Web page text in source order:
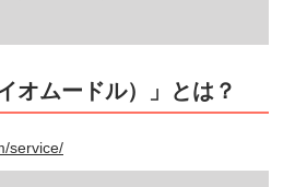
オムードル）」とは？
service/